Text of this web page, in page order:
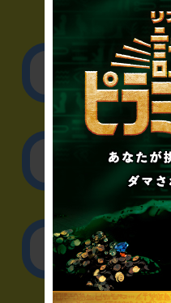
▼
リアル
取
その